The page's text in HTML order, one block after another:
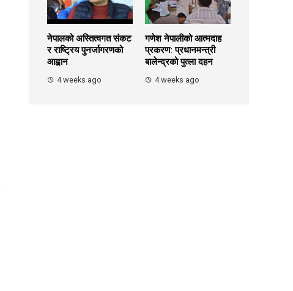
नेपालको अस्तित्वगत संकट
र राष्ट्रिय पुनर्जागरणको
आह्वान
4 weeks ago
गणेश नेपालीको आत्मदाह
प्रकरण: प्रधानमन्त्री
बालेन्द्रको पुत्ला दहन
4 weeks ago